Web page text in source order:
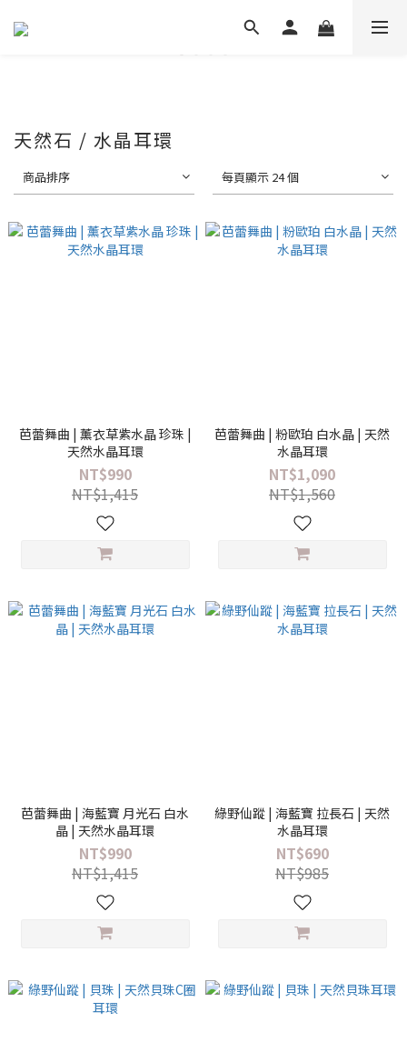
天然石 / 水晶耳環
商品排序 每頁顯示 24 個
芭蕾舞曲 | 薰衣草紫水晶 珍珠 |
天然水晶耳環
NT$990
NT$1,415
芭蕾舞曲 | 粉歐珀 白水晶 | 天然
水晶耳環
NT$1,090
NT$1,560
芭蕾舞曲 | 海藍寶 月光石 白水
晶 | 天然水晶耳環
NT$990
NT$1,415
綠野仙蹤 | 海藍寶 拉長石 | 天然
水晶耳環
NT$690
NT$985